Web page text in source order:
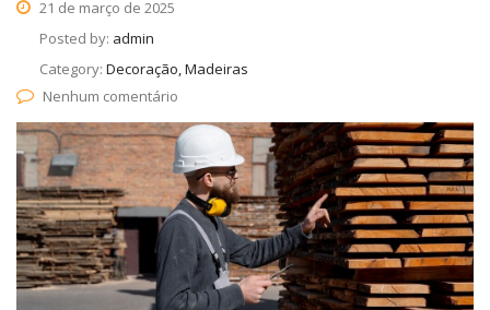
21 de março de 2025
Posted by: admin
Category: Decoração, Madeiras
Nenhum comentário